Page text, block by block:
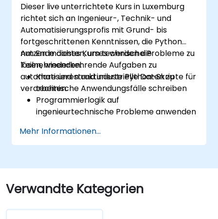
Gebäude-systeme mithilfe von KI-
gestützten Einblicke zu überwachen und
zu verwalten.
Dieser live unterrichtete Kurs in Luxemburg
richtet sich an Ingenieur-, Technik- und
Automatisierungsprofis mit Grund- bis
fortgeschrittenen Kenntnissen, die Python
nutzen möchten, um technische Probleme zu
lösen, wiederkehrende Aufgaben zu
automatisieren und industrielle Daten zu
verarbeiten.
Am Ende dieses Kurses werden die
Teilnehmenden:
Klare und strukturierte Python-Skripte für
technische Anwendungsfälle schreiben
Programmierlogik auf
ingenieurtechnische Probleme anwenden
CSV-, Log- und Textdateien einsetzen
Wiederkehrende Ingenieur- und
Mehr Informationen...
Verwandte Kategorien